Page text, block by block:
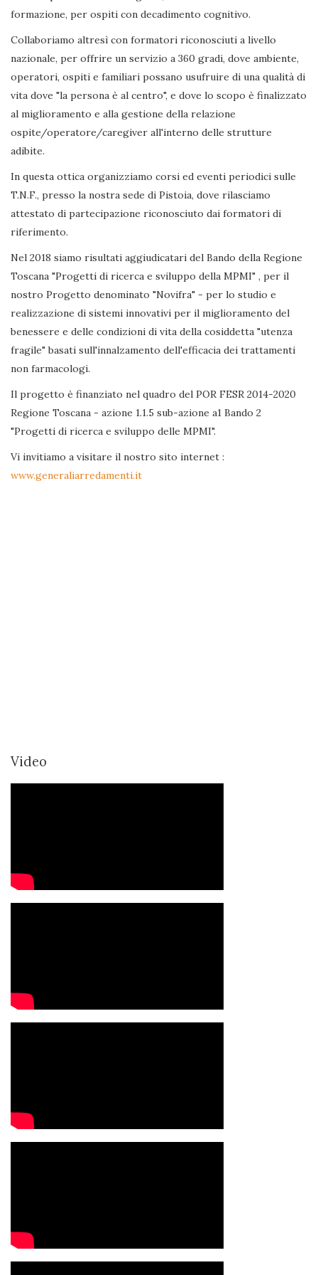
formazione, per ospiti con decadimento cognitivo.
Collaboriamo altresì con formatori riconosciuti a livello
nazionale, per offrire un servizio a 360 gradi, dove ambiente,
operatori, ospiti e familiari possano usufruire di una qualità di
vita dove "la persona è al centro", e dove lo scopo è finalizzato
al miglioramento e alla gestione della relazione
ospite/operatore/caregiver all'interno delle strutture
adibite.
In questa ottica organizziamo corsi ed eventi periodici sulle
T.N.F., presso la nostra sede di Pistoia, dove rilasciamo
attestato di partecipazione riconosciuto dai formatori di
riferimento.
Nel 2018 siamo risultati aggiudicatari del Bando della Regione
Toscana "Progetti di ricerca e sviluppo della MPMI" , per il
nostro Progetto denominato "Novifra" - per lo studio e
realizzazione di sistemi innovativi per il miglioramento del
benessere e delle condizioni di vita della cosiddetta "utenza
fragile" basati sull'innalzamento dell'efficacia dei trattamenti
non farmacologi.
Il progetto è finanziato nel quadro del POR FESR 2014-2020
Regione Toscana - azione 1.1.5 sub-azione a1 Bando 2
"Progetti di ricerca e sviluppo delle MPMI".
Vi invitiamo a visitare il nostro sito internet :
www.generaliarredamenti.it
Video